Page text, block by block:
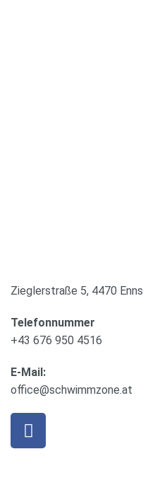
Zieglerstraße 5, 4470 Enns
Telefonnummer
+43 676 950 4516
E-Mail:
office@schwimmzone.at